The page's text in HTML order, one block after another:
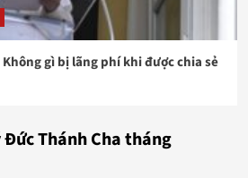
gì bị lãng phí khi được chia sẻ
Thánh Cha tháng